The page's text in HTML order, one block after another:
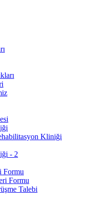
Kliniği
- 2
Formu
Formu
Talebi